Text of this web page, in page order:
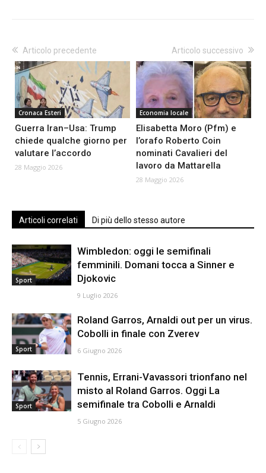
Articolo precedente
Cronaca Esteri
Guerra Iran–Usa: Trump
chiede qualche giorno per
valutare l’accordo
28 Maggio 2026
Articolo successivo
Economia locale
Elisabetta Moro (Pfm) e
l’orafo Roberto Coin
nominati Cavalieri del
lavoro da Mattarella
28 Maggio 2026
Articoli correlati Di più dello stesso autore
Sport
Wimbledon: oggi le semifinali
femminili. Domani tocca a Sinner e
Djokovic
9 Luglio 2026
Sport
Roland Garros, Arnaldi out per un virus.
Cobolli in finale con Zverev
6 Giugno 2026
Sport
Tennis, Errani-Vavassori trionfano nel
misto al Roland Garros. Oggi La
semifinale tra Cobolli e Arnaldi
5 Giugno 2026